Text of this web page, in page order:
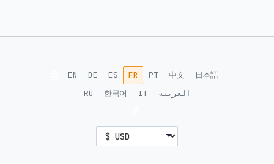
EN DE ES FR PT 中文
日本語
RU
한국어 IT العربية